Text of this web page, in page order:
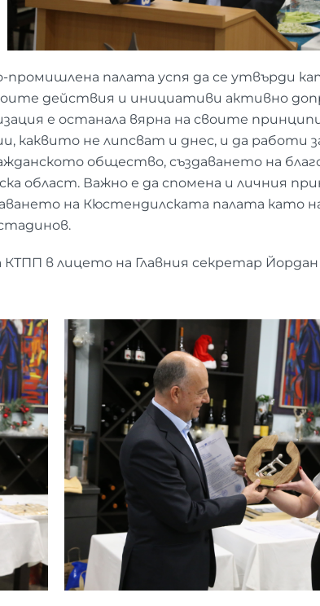
палата успя да се утвърди
действия и инициативи активно
е останала вярна на своите
каквито не липсват и днес, и да работи
общество, създаването на
област. Важно е да спомена и личния
на Кюстендилската палата като
в лицето на Главния секретар